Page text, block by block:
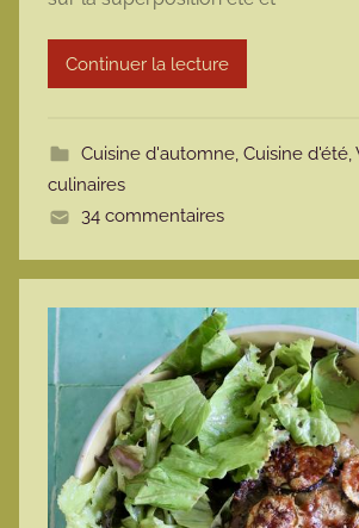
a
t
Continuer la lecture
Cuisine d'automne, Cuisine d'été,
culinaires
34 commentaires